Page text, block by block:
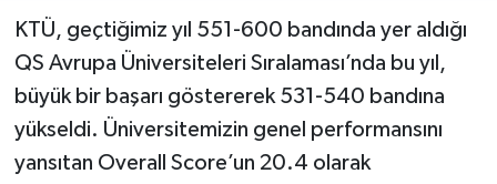
KTÜ, geçtiğimiz yıl 551-600 bandında yer aldığı
QS Avrupa Üniversiteleri Sıralaması’nda bu yıl,
büyük bir başarı göstererek 531-540 bandına
yükseldi. Üniversitemizin genel performansını
yansıtan Overall Score’un 20.4 olarak